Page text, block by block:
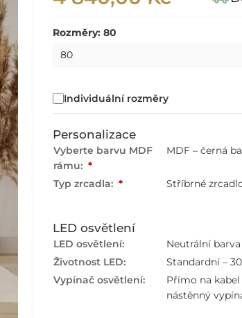
Rozměry: 80
Individuální rozměry
Personalizace
Vyberte barvu MDF
rámu: *
MDF – černá
Typ zrcadla: * Stříbrné
LED osvětlení
LED osvětlení:
Neutrální
Životnost LED:
Standardní –
Vypínač osvětlení:
Přímo na kabel
nástěnný